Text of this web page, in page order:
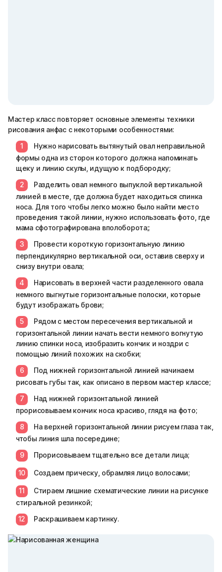
Мастер класс повторяет основные элементы техники
рисования анфас с некоторыми особенностями:
Нужно нарисовать вытянутый овал неправильной
формы одна из сторон которого должна напоминать
щеку и линию скулы, идущую к подбородку;
Разделить овал немного выпуклой вертикальной
линией в месте, где должна будет находиться спинка
носа. Для того чтобы легко можно было найти место
проведения такой линии, нужно использовать фото, где
мама сфотографирована вполоборота;;
Провести короткую горизонтальную линию
перпендикулярно вертикальной оси, оставив сверху и
снизу внутри овала;
Нарисовать в верхней части разделенного овала
немного выгнутые горизонтальные полоски, которые
будут изображать брови;
Рядом с местом пересечения вертикальной и
горизонтальной линии начать вести немного вогнутую
линию спинки носа, изобразить кончик и ноздри с
помощью линий похожих на скобки;
Под нижней горизонтальной линией начинаем
рисовать губы так, как описано в первом мастер классе;
Над нижней горизонтальной линией
прорисовываем кончик носа красиво, глядя на фото;
На верхней горизонтальной линии рисуем глаза так,
чтобы линия шла посередине;
Прорисовываем тщательно все детали лица;
Создаем прическу, обрамляя лицо волосами;
Стираем лишние схематические линии на рисунке
стиральной резинкой;
Раскрашиваем картинку.